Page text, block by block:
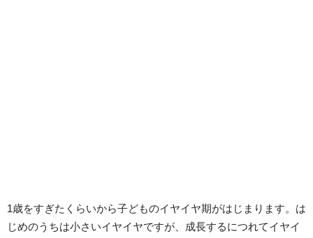
1歳をすぎたくらいから子どものイヤイヤ期がはじまります。は
じめのうちは小さいイヤイヤですが、成長するにつれてイヤイ